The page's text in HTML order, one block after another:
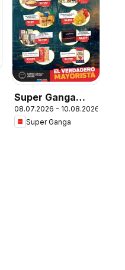
Super Ganga
Ofertas
08.07.2026 - 10.08.2026
Super Ganga